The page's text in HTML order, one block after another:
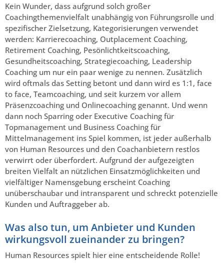
Kein Wunder, dass aufgrund solch großer
Coachingthemenvielfalt unabhängig von Führungsrolle und
spezifischer Zielsetzung, Kategorisierungen verwendet
werden: Karrierecoaching, Outplacement Coaching,
Retirement Coaching, Pesönlichtkeitscoaching,
Gesundheitscoaching, Strategiecoaching, Leadership
Coaching um nur ein paar wenige zu nennen. Zusätzlich
wird oftmals das Setting betont und dann wird es 1:1, face
to face, Teamcoaching, und seit kurzem vor allem
Präsenzcoaching und Onlinecoaching genannt. Und wenn
dann noch Sparring oder Executive Coaching für
Topmanagement und Business Coaching für
Mittelmanagement ins Spiel kommen, ist jeder außerhalb
von Human Resources und den Coachanbietern restlos
verwirrt oder überfordert. Aufgrund der aufgezeigten
breiten Vielfalt an nützlichen Einsatzmöglichkeiten und
vielfältiger Namensgebung erscheint Coaching
unüberschaubar und intransparent und schreckt potenzielle
Kunden und Auftraggeber ab.
Was also tun, um Anbieter und Kunden
wirkungsvoll zueinander zu bringen?
Human Resources spielt hier eine entscheidende Rolle!